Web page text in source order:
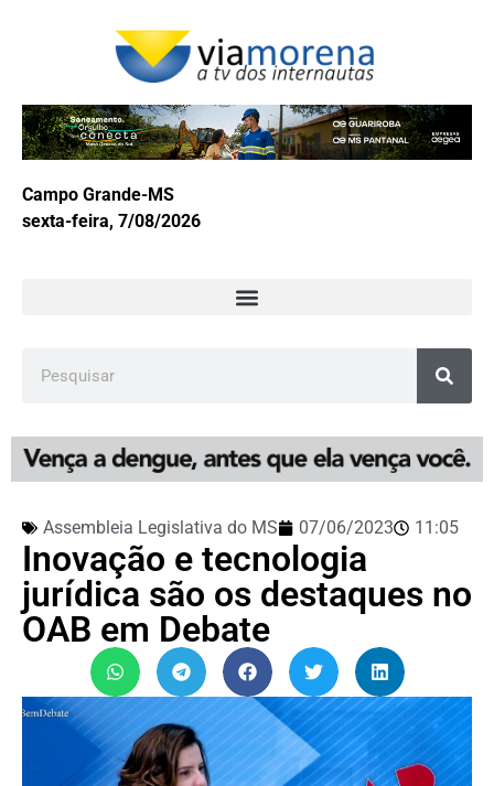
Campo Grande-MS
sexta-feira, 7/08/2026
Assembleia Legislativa do MS 07/06/2023 11:05
Inovação e tecnologia
jurídica são os destaques no
OAB em Debate